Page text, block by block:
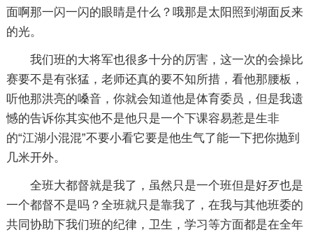
面啊那一闪一闪的眼睛是什么？哦那是太阳照到湖面反来
的光。
我们班的大将军也很多十分的厉害，这一次的会操比
赛要不是有张猛，老师还真的要不知所措，看他那腰板，
听他那洪亮的嗓音，你就会知道他是体育委员，但是我遗
憾的告诉你其实他不是他只是一个下课容易惹是生非
的“江湖小混混”不要小看它要是他生气了能一下把你抛到
几米开外。
全班大都督就是我了，虽然只是一个班但是好歹也是
一个都督不是吗？全班就只是靠我了，在我与其他班委的
共同协助下我们班的纪律，卫生，学习等方面都是在全年